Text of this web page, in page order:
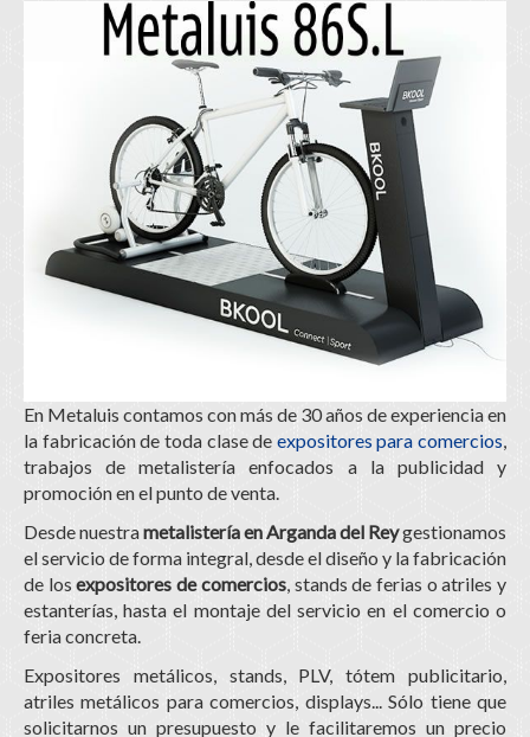
En Metaluis contamos con más de 30 años de experiencia en
la fabricación de toda clase de expositores para comercios,
trabajos de metalistería enfocados a la publicidad y
promoción en el punto de venta.
Desde nuestrametalistería en Arganda del Reygestionamos
el servicio de forma integral, desde el diseño y la fabricación
de losexpositores de comercios, stands de ferias o atriles y
estanterías, hasta el montaje del servicio en el comercio o
feria concreta.
Expositores metálicos, stands, PLV, tótem publicitario,
atriles metálicos para comercios, displays... Sólo tiene que
solicitarnos un presupuesto y le facilitaremos un precio